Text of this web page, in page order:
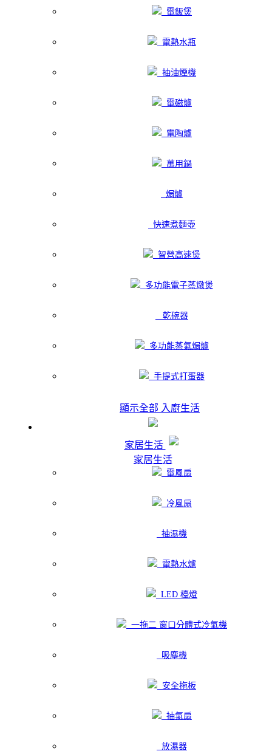
電飯煲
電熱水瓶
抽油煙機
電磁爐
電陶爐
萬用鍋
焗爐
快速煮麵壺
智營高速煲
多功能電子蒸燉煲
乾碗器
多功能蒸氣焗爐
手提式打蛋器
顯示全部 入廚生活
家居生活
家居生活
電風扇
冷風扇
抽濕機
電熱水爐
LED 檯燈
一拖二 窗口分體式冷氣機
吸塵機
安全拖板
抽氣扇
放濕器